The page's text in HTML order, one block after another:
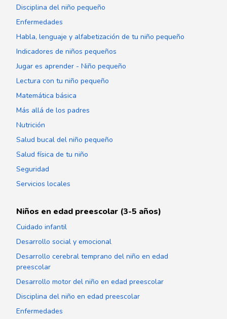
Disciplina del niño pequeño
Enfermedades
Habla, lenguaje y alfabetización de tu niño pequeño
Indicadores de niños pequeños
Jugar es aprender - Niño pequeño
Lectura con tu niño pequeño
Matemática básica
Más allá de los padres
Nutrición
Salud bucal del niño pequeño
Salud física de tu niño
Seguridad
Servicios locales
Niños en edad preescolar (3-5 años)
Cuidado infantil
Desarrollo social y emocional
Desarrollo cerebral temprano del niño en edad
preescolar
Desarrollo motor del niño en edad preescolar
Disciplina del niño en edad preescolar
Enfermedades